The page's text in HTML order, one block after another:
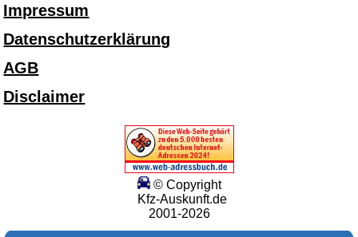
Impressum
Datenschutzerklärung
AGB
Disclaimer
© Copyright
Kfz-Auskunft.de
2001-2026